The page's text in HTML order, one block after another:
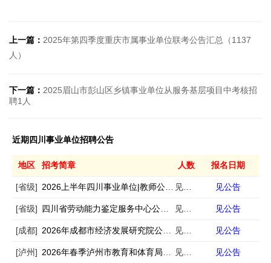
上一篇： 2025年第四季度重庆市属事业单位联考公告汇总（1137
人）
下一篇： 2025眉山市彭山区乡镇事业单位从服务基层项目中考核招
聘1人
近期四川事业单位招聘公告
地区 招考简章 人数 报名日期
[省级] 2026上半年四川事业单位|教师公招考试公告汇总 见公告 见公告
[省级] 四川省劳动能力鉴定服务中心公开招聘1名编外聘用人员的公告 见公告 见公告
[成都] 2026年成都市经济发展研究院公开招聘编外工作人员公告 见公告 见公告
[泸州] 2026年春季泸州市教育和体育局下属事业单位事业单位人才岗位需求信息的补充公告 见公告 见公告